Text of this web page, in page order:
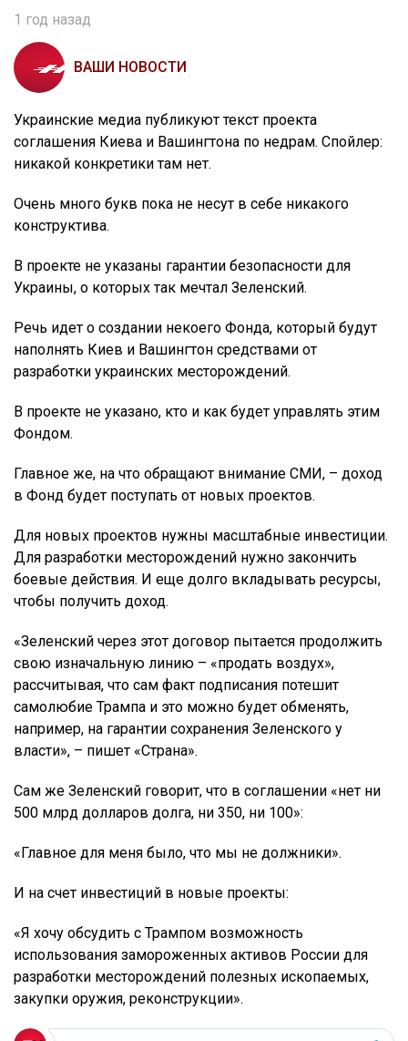
1 год назад
ВАШИ НОВОСТИ
Украинские медиа публикуют текст проекта
соглашения Киева и Вашингтона по недрам. Спойлер:
никакой конкретики там нет.
Очень много букв пока не несут в себе никакого
конструктива.
В проекте не указаны гарантии безопасности для
Украины, о которых так мечтал Зеленский.
Речь идет о создании некоего Фонда, который будут
наполнять Киев и Вашингтон средствами от
разработки украинских месторождений.
В проекте не указано, кто и как будет управлять этим
Фондом.
Главное же, на что обращают внимание СМИ, – доход
в Фонд будет поступать от новых проектов.
Для новых проектов нужны масштабные инвестиции.
Для разработки месторождений нужно закончить
боевые действия. И еще долго вкладывать ресурсы,
чтобы получить доход.
«Зеленский через этот договор пытается продолжить
свою изначальную линию – «продать воздух»,
рассчитывая, что сам факт подписания потешит
самолюбие Трампа и это можно будет обменять,
например, на гарантии сохранения Зеленского у
власти», – пишет «Страна».
Сам же Зеленский говорит, что в соглашении «нет ни
500 млрд долларов долга, ни 350, ни 100»:
«Главное для меня было, что мы не должники».
И на счет инвестиций в новые проекты:
«Я хочу обсудить с Трампом возможность
использования замороженных активов России для
разработки месторождений полезных ископаемых,
закупки оружия, реконструкции».